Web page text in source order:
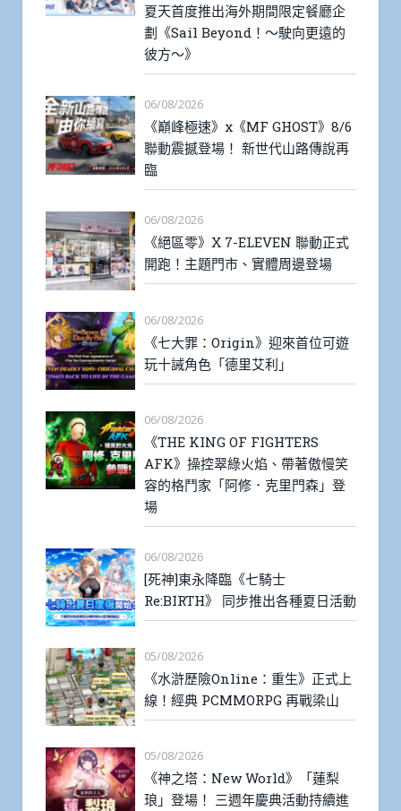
夏天首度推出海外期間限定餐廳企
劃《Sail Beyond！～駛向更遠的
彼方～》
06/08/2026
《巔峰極速》x《MF GHOST》8/6
聯動震撼登場！ 新世代山路傳說再
臨
06/08/2026
《絕區零》X 7-ELEVEN 聯動正式
開跑！主題門市、實體周邊登場
06/08/2026
《七大罪：Origin》迎來首位可遊
玩十誡角色「德里艾利」
06/08/2026
《THE KING OF FIGHTERS
AFK》操控翠綠火焰、帶著傲慢笑
容的格鬥家「阿修．克里門森」登
場
06/08/2026
[死神]東永降臨《七騎士
Re:BIRTH》 同步推出各種夏日活動
05/08/2026
《水滸歷險Online：重生》正式上
線！經典 PCMMORPG 再戰梁山
05/08/2026
《神之塔：New World》「蓮梨
琅」登場！ 三週年慶典活動持續進